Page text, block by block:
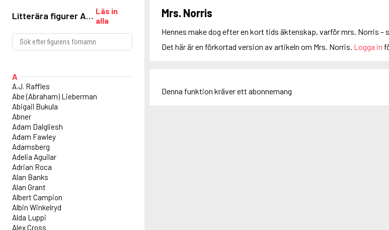
Litterära figurer A-
Läs in
alla
A
A.J. Raffles
Abe (Abraham) Lieberman
Abigail Bukula
Abner
Adam Dalgliesh
Adam Fawley
Adamsberg
Adelia Aguilar
Adrian Roca
Alan Banks
Alan Grant
Albert Campion
Albin Winkelryd
Alda Luppi
Alex Cross
Mrs. Norris
Hennes make dog efter en kort tids äktenskap, varför mrs. Norris –
Det här är en förkortad version av artikeln om Mrs. Norris. Logga in
Denna funktion kräver ett abonnemang